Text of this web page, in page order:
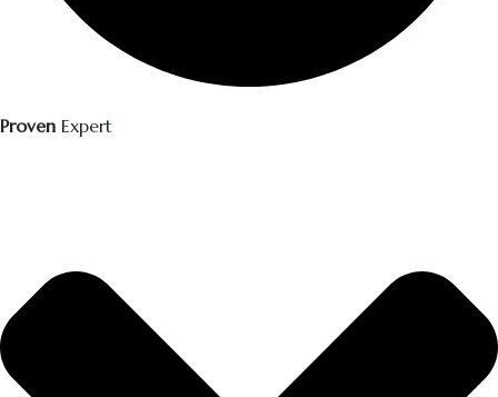
Proven Expert